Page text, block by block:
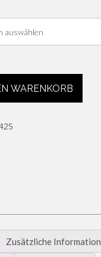
WARENKORB
Zusätzliche Information